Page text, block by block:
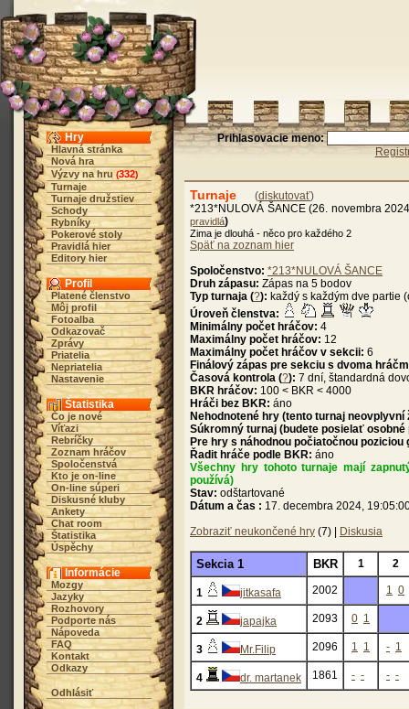
Hry
Hlavná stránka
Nová hra
Výzvy na hru (332)
Turnaje
Turnaje družstiev
Schody
Rybníky
Pokerové stoly
Pravidlá hier
Editory hier
Profil
Platené členstvo
Môj profil
Fotoalba
Odkazovač
Zprávy
Priatelia
Nepriatelia
Nastavenie
Štatistika
Čo je nové
Víťazi
Rebríčky
Zoznam hráčov
Spoločenstvá
Kto je on-line
On-line súperi
Diskusné kluby
Ankety
Chat room
Štatistika
Úspěchy
Informácie
Mozgy
Jazyky
Rozhovory
Podporte nás
Nápoveda
FAQ
Kontakt
Odkazy
Odhlásiť
Prihlasovacie meno:
Turnaje (diskutovať)
*213*NULOVÁ ŠANCE (26. novembra
pravidlá)
Zima je dlouhá - něco pro každého 2
Späť na zoznam hier
Spoločenstvo: *213*NULOVÁ ŠANCE
Druh zápasu: Zápas na 5 bodov
Typ turnaja (?): každý s každým dve partie
Úroveň členstva:
Minimálny počet hráčov: 4
Maximálny počet hráčov: 12
Maximálny počet hráčov v sekcii: 6
Finálový zápas pre sekciu s dvoma
Časová kontrola (?): 7 dní, štandardná
BKR hráčov: 100 < BKR < 4000
Hráči bez BKR: áno
Nehodnotené hry (tento turnaj neovplyvní
Súkromný turnaj (budete posielať osobné
Pre hry s náhodnou počiatočnou
Řadit hráče podle BKR: áno
Všechny hry tohoto turnaje mají
používá)
Stav: odštartované
Dátum a čas : 17. decembra 2024,
Zobraziť neukončené hry (7) | Diskusia
Sekcia 1 BKR 1 2
1 jitkasafa 2002 1 0
2 japajka 2093 0 1
3 Mr.Filip 2096 1 1 - 1
4 dr. martanek 1861 - - - -